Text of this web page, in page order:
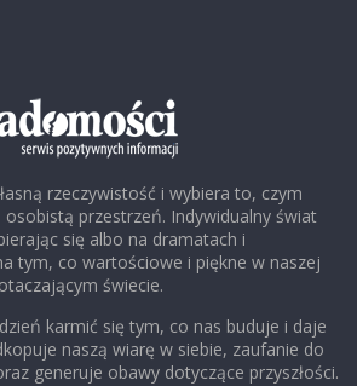
rzeczywistość i wybiera to, czym
osobistą przestrzeń. Indywidualny świat
się albo na dramatach i
tym, co wartościowe i piękne w naszej
świecie.
karmić się tym, co nas buduje i daje
naszą wiarę w siebie, zaufanie do
generuje obawy dotyczące przyszłości.